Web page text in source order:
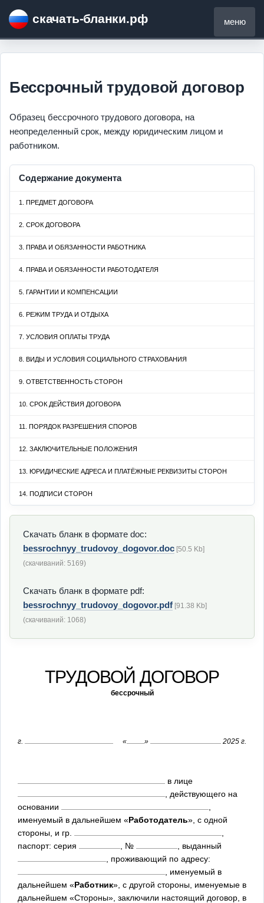
скачать-бланки.рф
Бессрочный трудовой договор
Образец бессрочного трудового договора, на
неопределенный срок, между юридическим лицом и
работником.
Содержание документа
1. ПРЕДМЕТ ДОГОВОРА
2. СРОК ДОГОВОРА
3. ПРАВА И ОБЯЗАННОСТИ РАБОТНИКА
4. ПРАВА И ОБЯЗАННОСТИ РАБОТОДАТЕЛЯ
5. ГАРАНТИИ И КОМПЕНСАЦИИ
6. РЕЖИМ ТРУДА И ОТДЫХА
7. УСЛОВИЯ ОПЛАТЫ ТРУДА
8. ВИДЫ И УСЛОВИЯ СОЦИАЛЬНОГО СТРАХОВАНИЯ
9. ОТВЕТСТВЕННОСТЬ СТОРОН
10. СРОК ДЕЙСТВИЯ ДОГОВОРА
11. ПОРЯДОК РАЗРЕШЕНИЯ СПОРОВ
12. ЗАКЛЮЧИТЕЛЬНЫЕ ПОЛОЖЕНИЯ
13. ЮРИДИЧЕСКИЕ АДРЕСА И ПЛАТЁЖНЫЕ РЕКВИЗИТЫ СТОРОН
14. ПОДПИСИ СТОРОН
Скачать бланк в формате doc:
bessrochnyy_trudovoy_dogovor.doc [50.5 Kb]
(cкачиваний: 5169)
Скачать бланк в формате pdf:
bessrochnyy_trudovoy_dogovor.pdf [91.38 Kb]
(cкачиваний: 1068)
ТРУДОВОЙ ДОГОВОР
бессрочный
г. « » 2025 г.
в лице
, действующего на
основании
именуемый в дальнейшем «Работодатель», с одной
стороны, и гр.
паспорт: серия
, №
, выданный
, проживающий по адресу:
, именуемый в
дальнейшем «Работник», с другой стороны, именуемые в
дальнейшем «Стороны», заключили настоящий договор, в
меню